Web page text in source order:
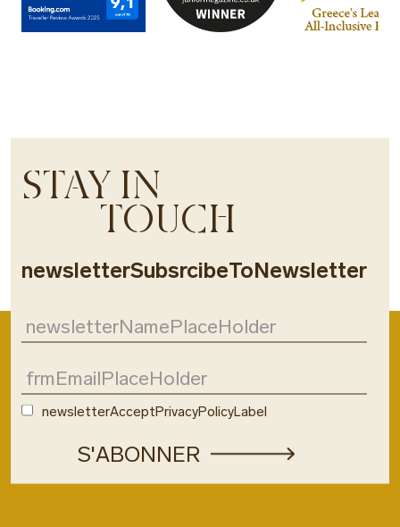
STAY IN
TOUCH
newsletterSubsrcibeToNewsletter
newsletterAcceptPrivacyPolicyLabel